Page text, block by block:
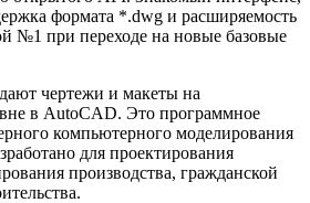
формата *.dwg и расширяемость
№1 при переходе на новые базовые
чертежи и макеты на
в AutoCAD. Это программное
компьютерного моделирования
для проектирования
производства, гражданской